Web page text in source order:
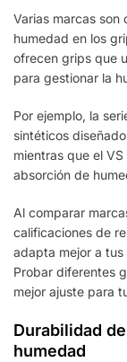
Varias marcas son
humedad en los
ofrecen grips que
para gestionar la
Por ejemplo, la
sintéticos
mientras que el
absorción de
Al comparar
calificaciones de
adapta mejor a
Probar diferentes
mejor ajuste para
Durabilidad
humedad